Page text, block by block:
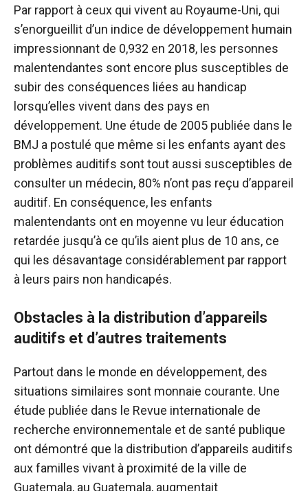
Par rapport à ceux qui vivent au Royaume-Uni, qui
s’enorgueillit d’un indice de développement humain
impressionnant de 0,932 en 2018, les personnes
malentendantes sont encore plus susceptibles de
subir des conséquences liées au handicap
lorsqu’elles vivent dans des pays en
développement. Une étude de 2005 publiée dans le
BMJ a postulé que même si les enfants ayant des
problèmes auditifs sont tout aussi susceptibles de
consulter un médecin, 80% n’ont pas reçu d’appareil
auditif. En conséquence, les enfants
malentendants ont en moyenne vu leur éducation
retardée jusqu’à ce qu’ils aient plus de 10 ans, ce
qui les désavantage considérablement par rapport
à leurs pairs non handicapés.
Obstacles à la distribution d’appareils
auditifs et d’autres traitements
Partout dans le monde en développement, des
situations similaires sont monnaie courante. Une
étude publiée dans le Revue internationale de
recherche environnementale et de santé publique
ont démontré que la distribution d’appareils auditifs
aux familles vivant à proximité de la ville de
Guatemala, au Guatemala, augmentait